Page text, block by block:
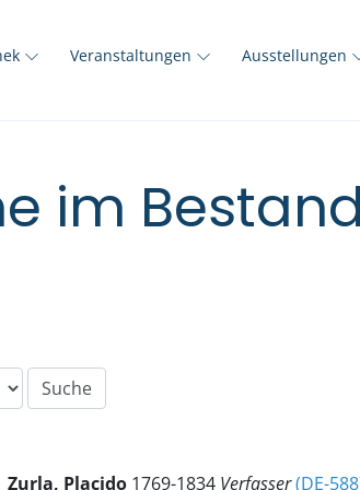
Veranstaltungen Ausstellungen
im
Zurla, Placido 1769-1834 Verfasser(DE-